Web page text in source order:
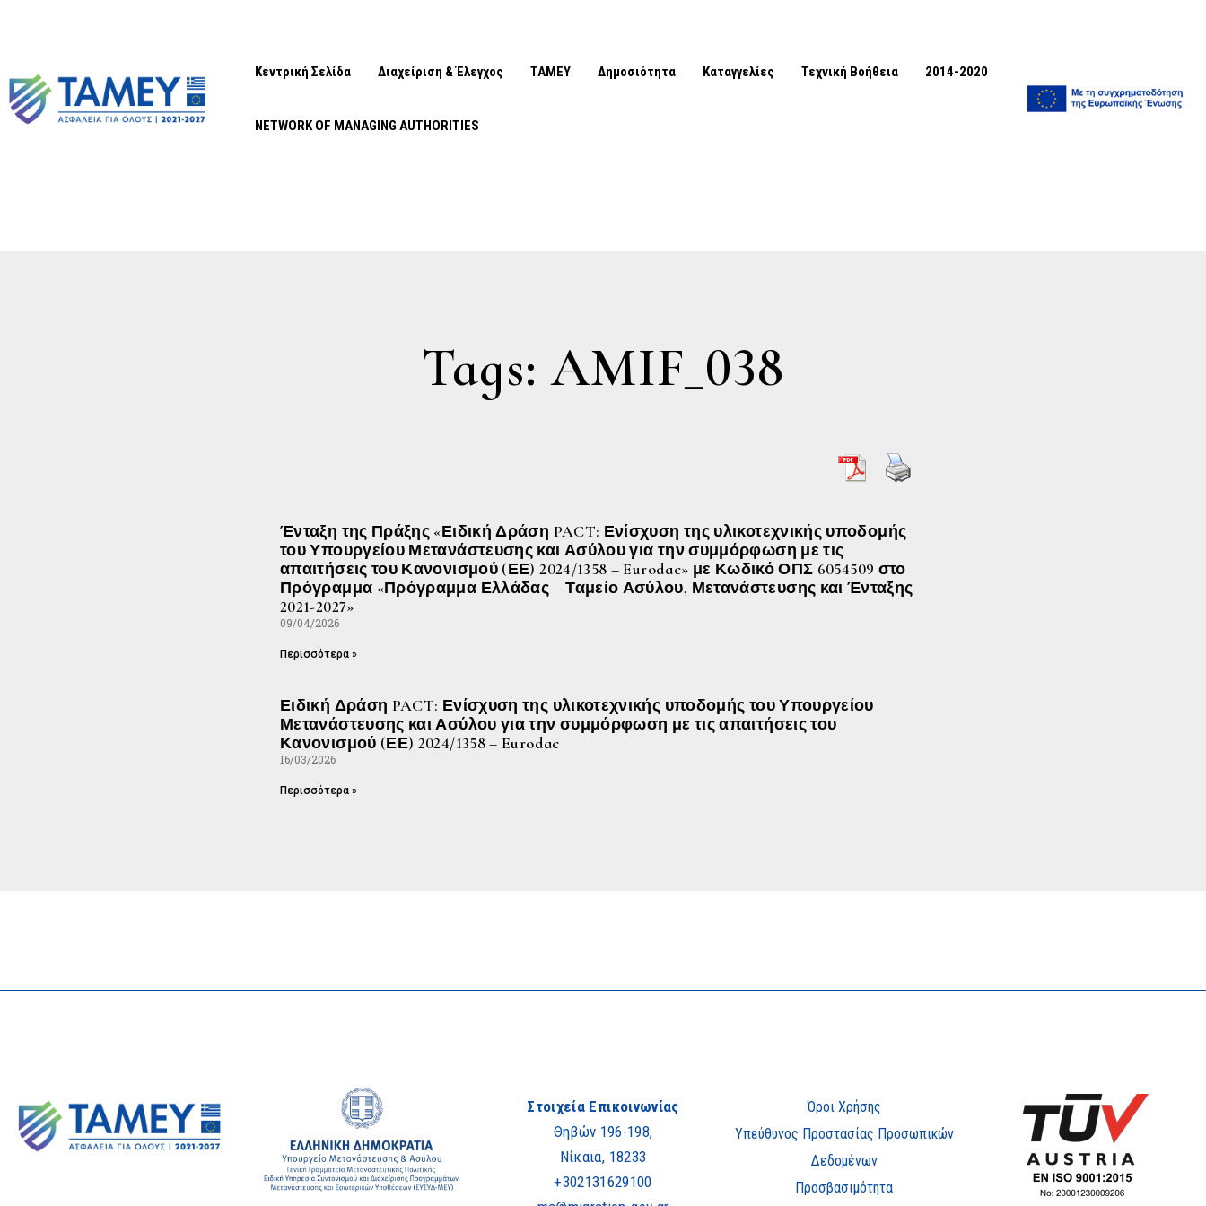
Κεντρική Σελίδα Διαχείριση & Έλεγχος ΤΑΜΕΥ Δημοσιότητα Καταγγελίες Τεχνική Βοήθεια 2014-2020
NETWORK OF MANAGING AUTHORITIES
Tags: AMIF_038
Ένταξη της Πράξης «Ειδική Δράση PACT: Ενίσχυση της υλικοτεχνικής υποδομής
του Υπουργείου Μετανάστευσης και Ασύλου για την συμμόρφωση με τις
απαιτήσεις του Κανονισμού (ΕΕ) 2024/1358 – Eurodac» με Κωδικό ΟΠΣ 6054509 στο
Πρόγραμμα «Πρόγραμμα Ελλάδας – Ταμείο Ασύλου, Μετανάστευσης και Ένταξης
2021-2027»
09/04/2026
Περισσότερα »
Ειδική Δράση PACT: Ενίσχυση της υλικοτεχνικής υποδομής του Υπουργείου
Μετανάστευσης και Ασύλου για την συμμόρφωση με τις απαιτήσεις του
Κανονισμού (ΕΕ) 2024/1358 – Eurodac
16/03/2026
Περισσότερα »
Στοιχεία Επικοινωνίας
Θηβών 196-198,
Νίκαια, 18233
+302131629100
Όροι Χρήσης
Υπεύθυνος Προστασίας Προσωπικών
Δεδομένων
Προσβασιμότητα